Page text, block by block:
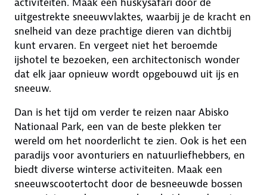
uitgestrekte sneeuwvlaktes, waarbij je de kracht en
snelheid van deze prachtige dieren van dichtbij
kunt ervaren. En vergeet niet het beroemde
ijshotel te bezoeken, een architectonisch wonder
dat elk jaar opnieuw wordt opgebouwd uit ijs en
sneeuw.
Dan is het tijd om verder te reizen naar Abisko
Nationaal Park, een van de beste plekken ter
wereld om het noorderlicht te zien. Ook is het een
paradijs voor avonturiers en natuurliefhebbers, en
biedt diverse winterse activiteiten. Maak een
sneeuwscootertocht door de besneeuwde bossen